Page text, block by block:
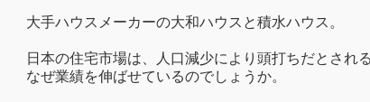
大手ハウスメーカーの大和ハウスと積水ハウス。
日本の住宅市場は、人口減少により頭打ちだとされ
なぜ業績を伸ばせているのでしょうか。